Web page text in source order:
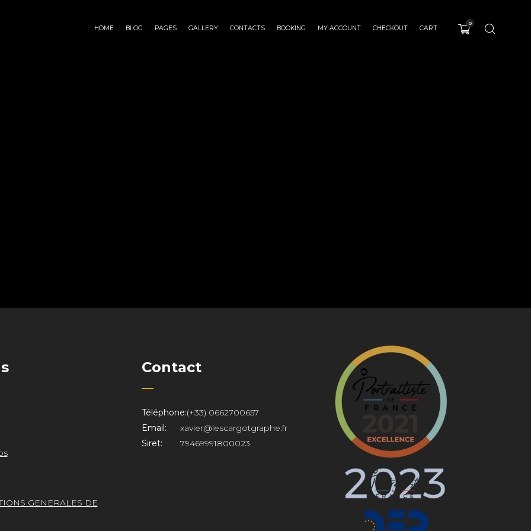
HOME BLOG PAGES GALLERY CONTACTS BOOKING MY ACCOUNT CHECKOUT CART
0
GENERALES DE
Contact
Téléphone:(+33) 0662700657
Email:
xavier@lescargotgraphe.fr
Siret:
79469991800023